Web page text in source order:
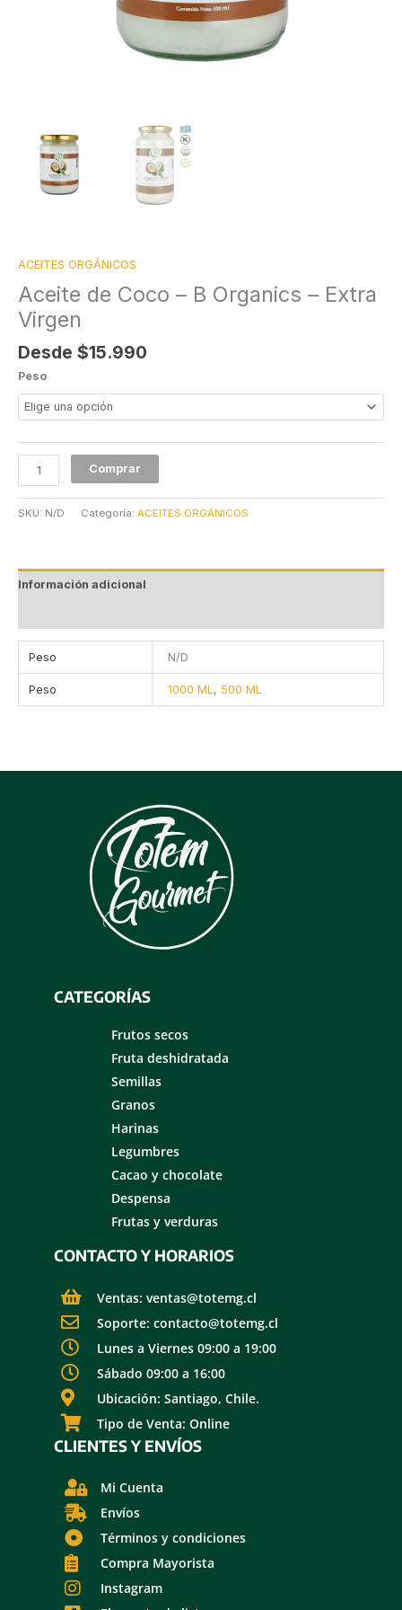
ACEITES ORGÁNICOS
Aceite de Coco – B Organics – Extra
Virgen
Desde $15.990
Peso
Comprar
SKU: N/D Categoría: ACEITES ORGÁNICOS
Información adicional
Peso N/D
Peso 1000 ML, 500 ML
CATEGORÍAS
Frutos secos
Fruta deshidratada
Semillas
Granos
Harinas
Legumbres
Cacao y chocolate
Despensa
Frutas y verduras
CONTACTO Y HORARIOS
Ventas: ventas@totemg.cl
Soporte: contacto@totemg.cl
Lunes a Viernes 09:00 a 19:00
Sábado 09:00 a 16:00
Ubicación: Santiago, Chile.
Tipo de Venta: Online
CLIENTES Y ENVÍOS
Mi Cuenta
Envíos
Términos y condiciones
Compra Mayorista
Instagram